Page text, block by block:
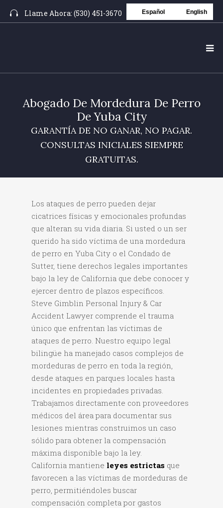
Llame Ahora: (530) 451-3670 Español English
Abogado De Mordedura De Perro
De Yuba City
GARANTÍA DE NO GANAR, NO PAGAR.
CONSULTAS INICIALES SIEMPRE
GRATUITAS.
Los ataques de perro pueden dejar
cicatrices físicas y emocionales profundas
que alteran su vida diaria. Si usted o un ser
querido ha sido víctima de una mordedura
de perro en Yuba City o el Condado de
Sutter, tiene derechos legales importantes
bajo la ley de California que debe conocer y
ejercer dentro de plazos específicos.
Steve Gimblin Personal Injury & Car
Accident Lawyer comprende el trauma
único que enfrentan las víctimas de
ataques de perro. Nuestro equipo legal
bilingüe ha manejado casos complejos de
mordeduras de perro en toda la región,
desde ataques en parques locales hasta
incidentes en propiedades privadas.
Trabajamos directamente con proveedores
médicos del área para documentar sus
lesiones mientras construimos un caso
sólido para obtener la compensación
máxima disponible bajo la ley.
California mantiene leyes estrictas que
favorecen a las víctimas de mordeduras de
perro, permitiéndoles buscar
compensación completa por gastos